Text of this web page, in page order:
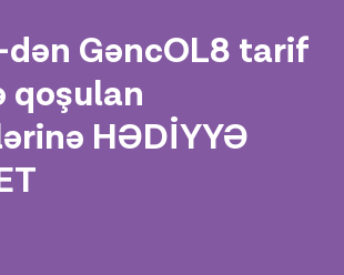
GəncOL8 tarif
qoşulan
HƏDİYYƏ